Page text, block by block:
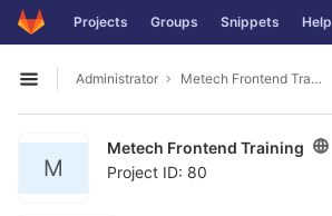
Skip to content
GitLab Projects Groups Snippets Help
Open sidebar
Administrator Metech Frontend Training
M
Metech Frontend Training
Project ID: 80